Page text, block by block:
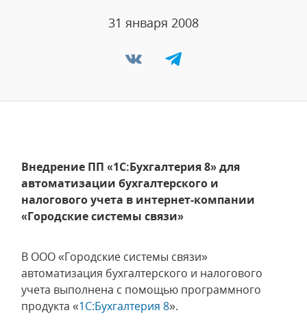
31 января 2008
Внедрение ПП «1С:Бухгалтерия 8» для
автоматизации бухгалтерского и
налогового учета в интернет-компании
«Городские системы связи»
В ООО «Городские системы связи»
автоматизация бухгалтерского и налогового
учета выполнена с помощью программного
продукта «1С:Бухгалтерия 8».